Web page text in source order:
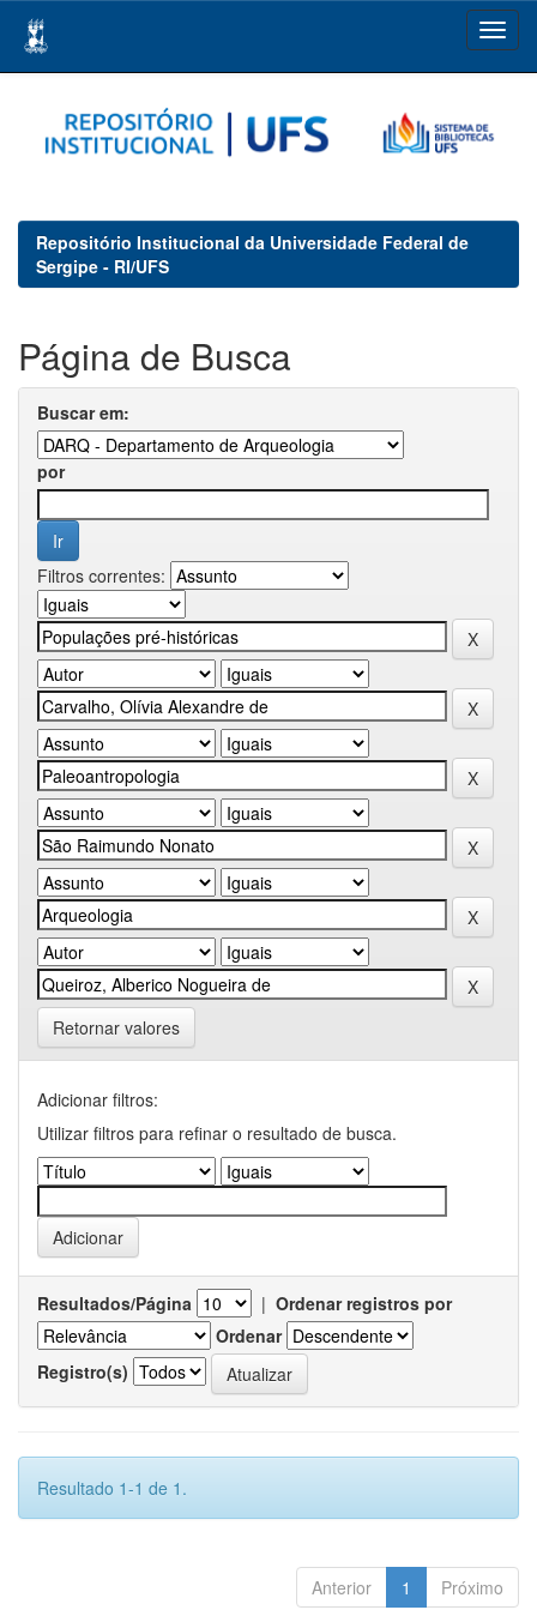
navigation
Repositório Institucional da Universidade Federal de
Sergipe - RI/UFS
Página de Busca
Buscar em:
por
Filtros correntes:
Retornar valores
Adicionar filtros:
Utilizar filtros para refinar o resultado de busca.
Resultados/Página | Ordenar registros por
Ordenar
Registro(s)
Resultado 1-1 de 1.
Anterior 1 Próximo